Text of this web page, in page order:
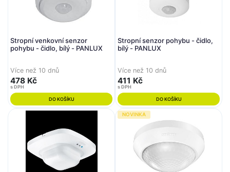
Stropní venkovní senzor
pohybu - čidlo, bílý - PANLUX
Více než 10 dnů
478 Kč
s DPH
DO KOŠÍKU
Stropní senzor pohybu - čidlo,
bílý - PANLUX
Více než 10 dnů
411 Kč
s DPH
DO KOŠÍKU
NOVINKA